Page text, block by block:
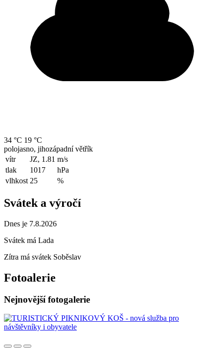
34 °C 19 °C
polojasno, jihozápadní větřík
vítr
JZ, 1.81 m/s
tlak
1017
hPa
vlhkost 25 %
Svátek a výročí
Dnes je 7.8.2026
Svátek má Lada
Zítra má svátek Soběslav
Fotoalerie
Nejnovější fotogalerie